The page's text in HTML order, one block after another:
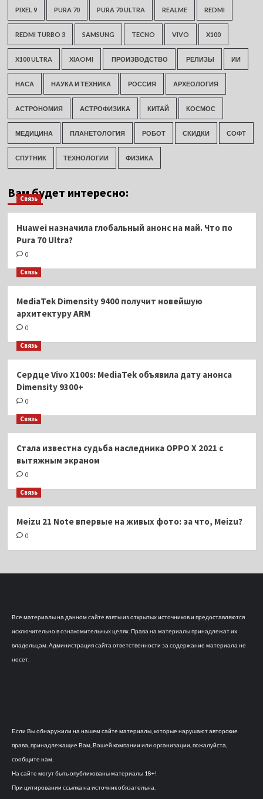
PIXEL 9 PURA 70 PURA 70 ULTRA REALME REDMI
REDMI TURBO 3 SAMSUNG TECNO VIVO X100
X100 ULTRA XIAOMI ПРОИЗВОДСТВО РЕЛИЗЫ ИИ
НАСА НАУКА И ТЕХНИКА РОССИЯ АРХЕОЛОГИЯ
АСТРОНОМИЯ АСТРОФИЗИКА КИТАЙ КОСМОС
МЕДИЦИНА ПЛАНЕТОЛОГИЯ РОБОТ СКИДКИ СОФТ
СПУТНИК ТЕХНОЛОГИИ ФИЗИКА
Вам будет интересно:
Связь
Huawei назначила глобальный анонс на май. Что по
Pura 70 Ultra?
0
Связь
MediaTek Dimensity 9400 получит новейшую
архитектуру ARM
0
Связь
Сердце Vivo X100s: MediaTek объявила дату анонса
Dimensity 9300+
0
Связь
Стала известна судьба наследника OPPO X 2021 с
вытяжным экраном
0
Связь
Meizu 21 Note впервые на живых фото: за что, Meizu?
0
Все материалы на данном сайте взяты из открытых источников и предоставляются
исключительно в ознакомительных целях. Права на материалы принадлежат их
владельцам. Администрация сайта ответственности за содержание материала не
несет.
Если Вы обнаружили на нашем сайте материалы, которые нарушают авторские
права, принадлежащие Вам, Вашей компании или организации, пожалуйста,
сообщите нам.
На сайте могут быть опубликованы материалы 18+!
При цитировании ссылка на источник обязательна.